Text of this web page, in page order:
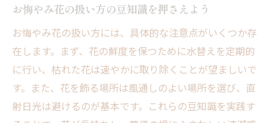
お悔やみ花の扱い方の豆知識を押さえよう
お悔やみ花の扱い方には、具体的な注意点がいくつか存
在します。まず、花の鮮度を保つために水替えを定期的
に行い、枯れた花は速やかに取り除くことが望ましいで
す。また、花を飾る場所は風通しのよい場所を選び、直
射日光は避けるのが基本です。これらの豆知識を実践す